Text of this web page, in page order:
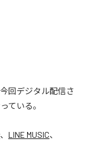
回デジタル配信さ
ている。
、 LINE MUSIC、